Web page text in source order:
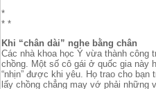
*
* *
Khi “chân dài” nghe bằng chân
Các nhà khoa học Ý vừa thành công
chồng. Một số cô gái ở quốc gia này
“nhịn” được khi yêu. Họ trao cho bạn
lấy chồng chẳng may vớ phải những